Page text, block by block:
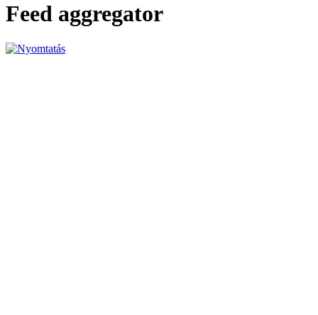
Feed aggregator